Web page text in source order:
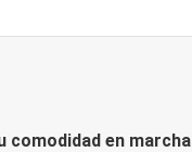
comodidad en marcha